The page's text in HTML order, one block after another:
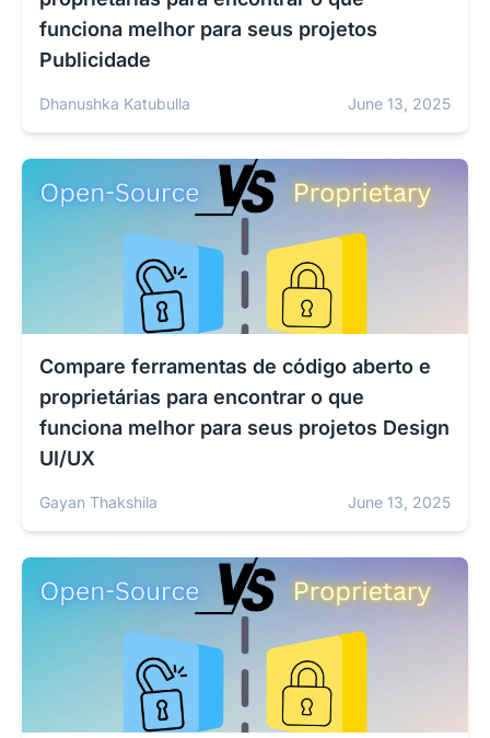
funciona melhor para seus projetos
Publicidade
Dhanushka Katubulla June 13, 2025
Compare ferramentas de código aberto e
proprietárias para encontrar o que
funciona melhor para seus projetos Design
UI/UX
Gayan Thakshila June 13, 2025